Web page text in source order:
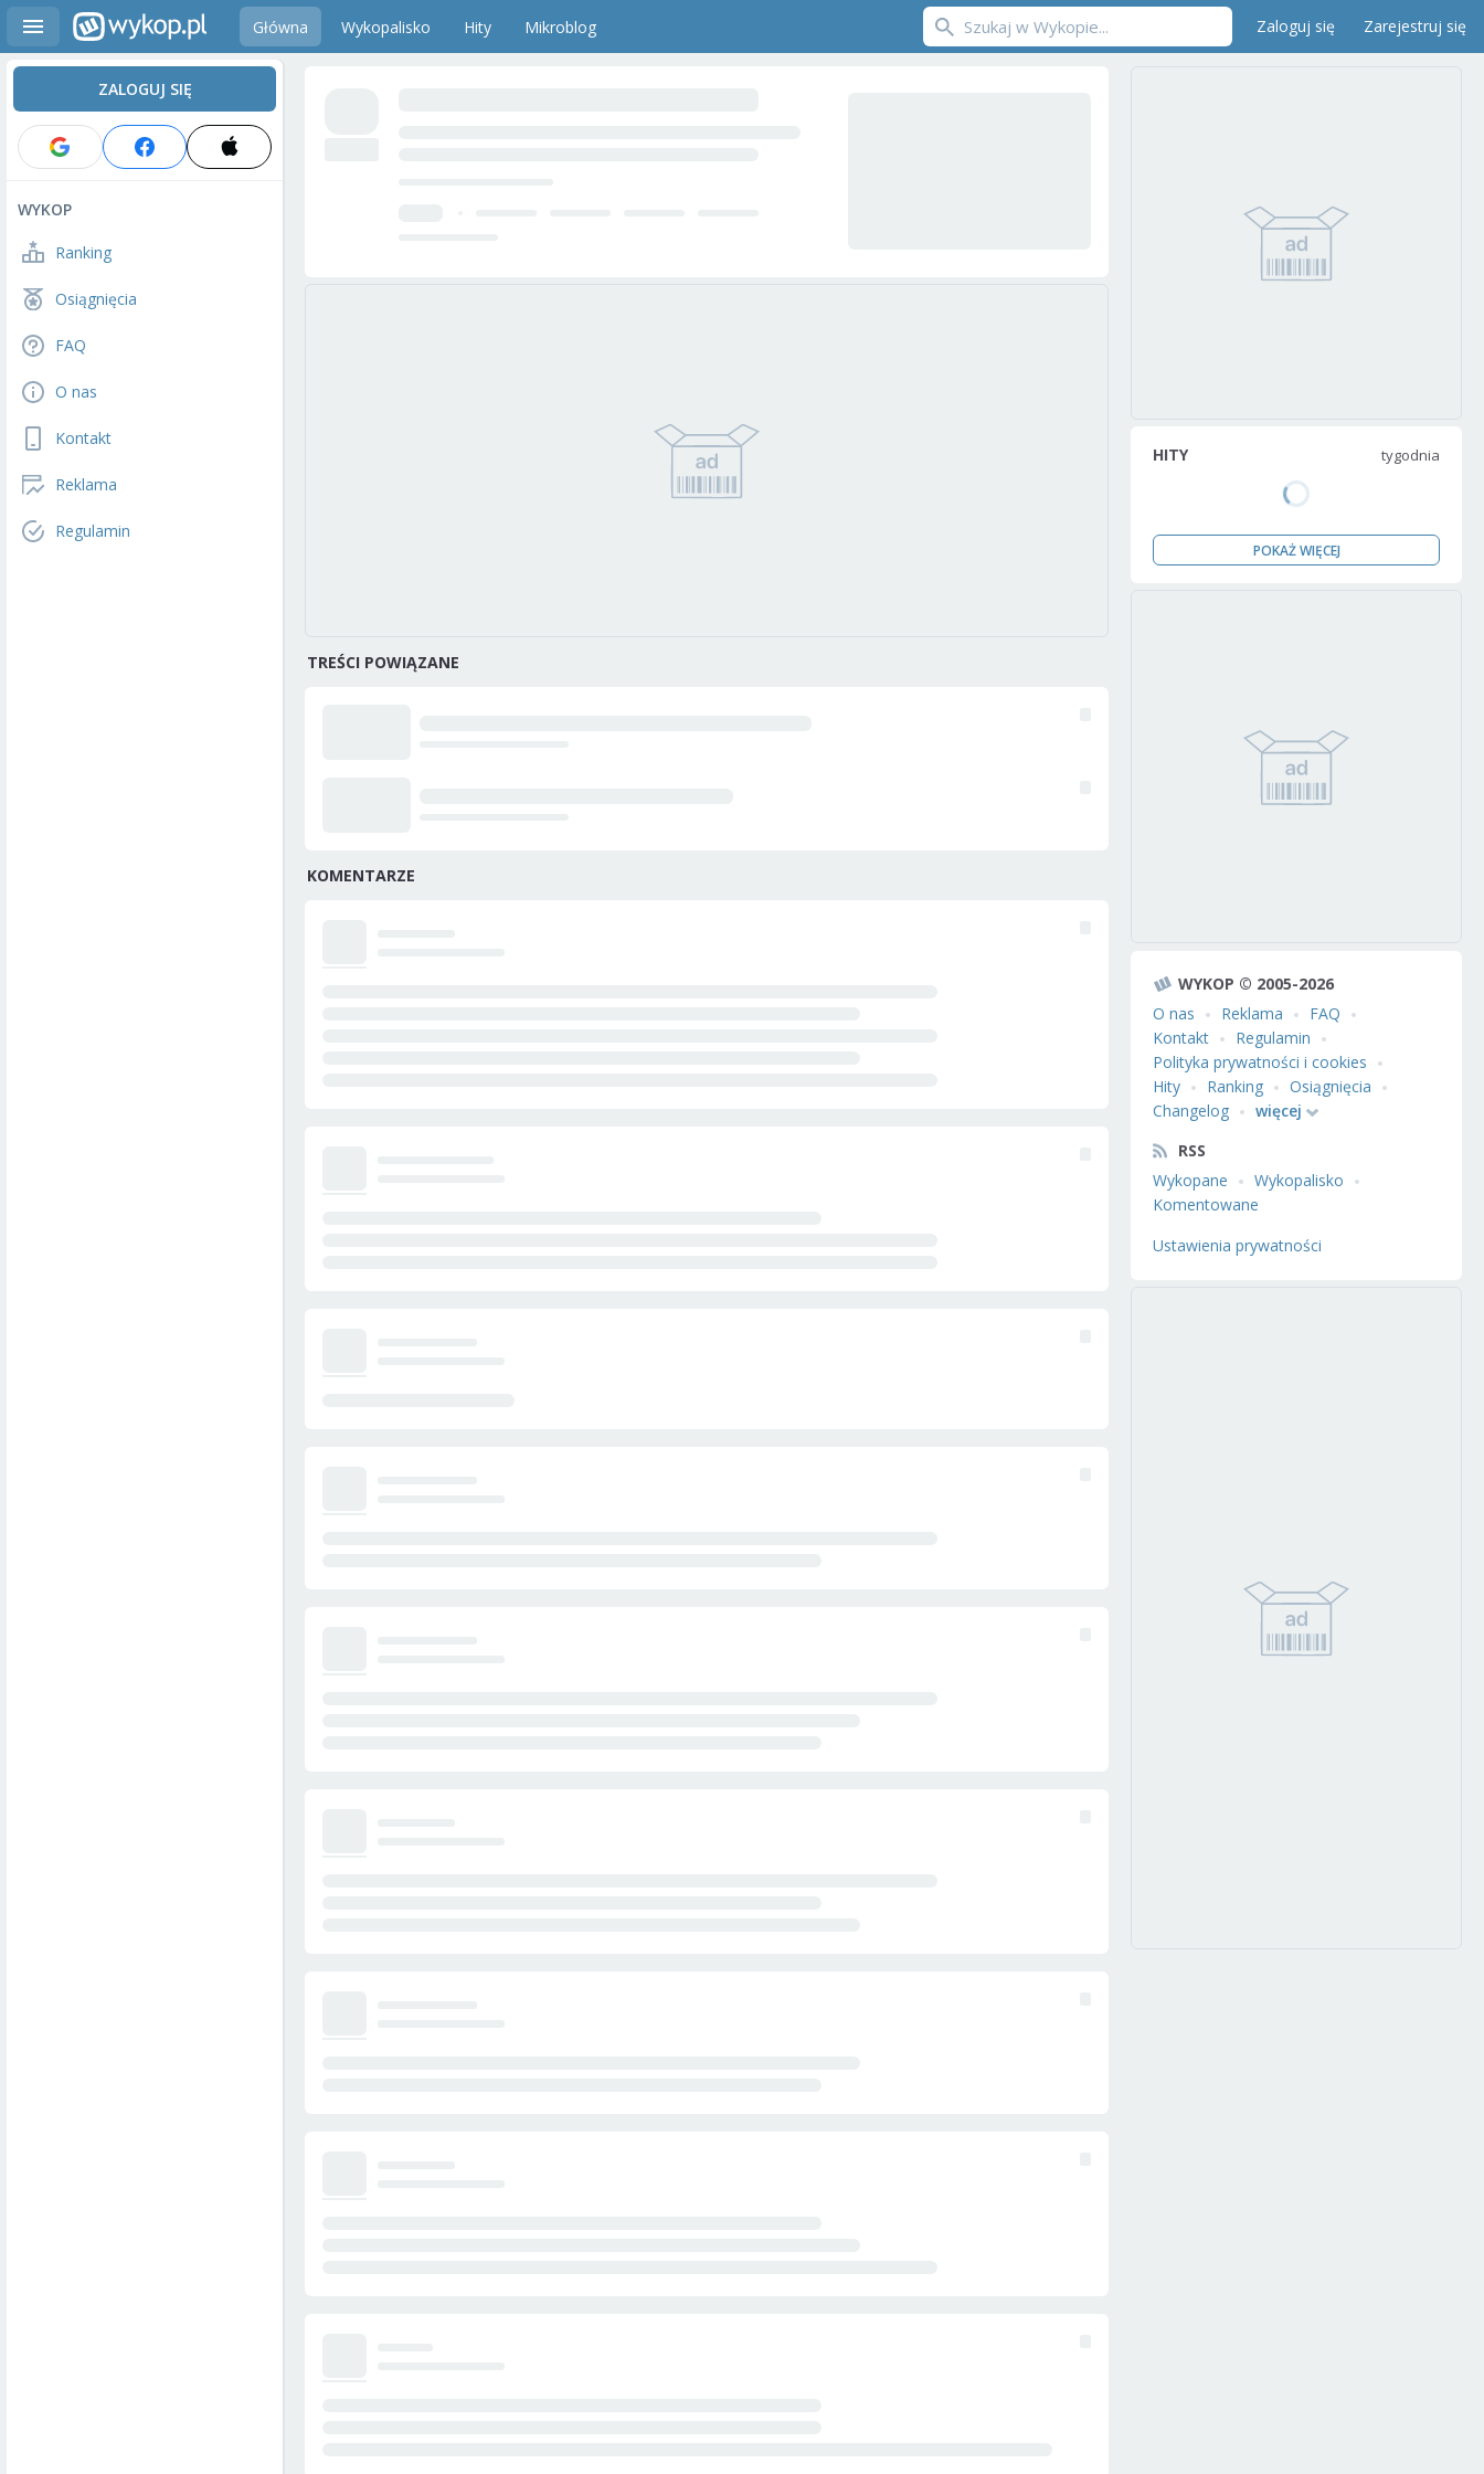
Główna Wykopalisko Hity Mikroblog Zaloguj się Zarejestruj się
ZALOGUJ SIĘ
WYKOP
Ranking
Osiągnięcia
FAQ
O nas
Kontakt
Reklama
Regulamin
TREŚCI POWIĄZANE
KOMENTARZE
HITY tygodnia
POKAŻ WIĘCEJ
WYKOP © 2005-2026
O nas
Reklama
FAQ
Kontakt
Regulamin
Polityka prywatności i cookies
Hity
Ranking
Osiągnięcia
Changelog
więcej
RSS
Wykopane
Wykopalisko
Komentowane
Ustawienia prywatności